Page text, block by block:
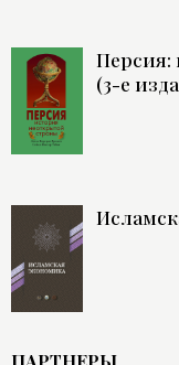
Персия:
(3-е